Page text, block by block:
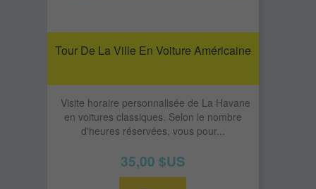
Tour De La Ville En Voiture Américaine
Visite horaire personnalisée de La Havane
en voitures classiques. Selon le nombre
d'heures réservées, vous pour...
35,00 $US